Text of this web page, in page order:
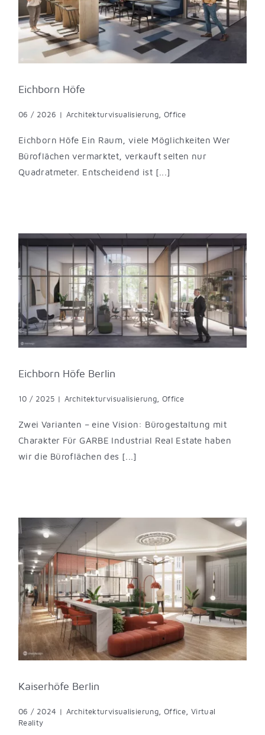
Eichborn Höfe
06 / 2026 | Architekturvisualisierung, Office
Eichborn Höfe Ein Raum, viele Möglichkeiten Wer
Büroflächen vermarktet, verkauft selten nur
Quadratmeter. Entscheidend ist [...]
Eichborn Höfe Berlin
10 / 2025 | Architekturvisualisierung, Office
Zwei Varianten – eine Vision: Bürogestaltung mit
Charakter Für GARBE Industrial Real Estate haben
wir die Büroflächen des [...]
Kaiserhöfe Berlin
06 / 2024 | Architekturvisualisierung, Office, Virtual
Reality